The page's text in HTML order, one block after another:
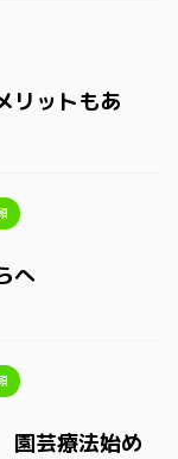
リットもあ
へ
園芸療法始め